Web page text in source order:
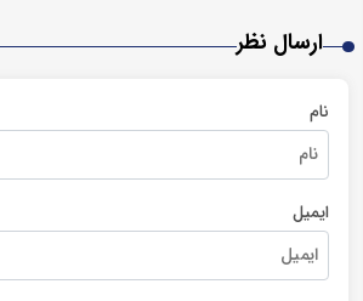
ارسال نظر
نام
ایمیل